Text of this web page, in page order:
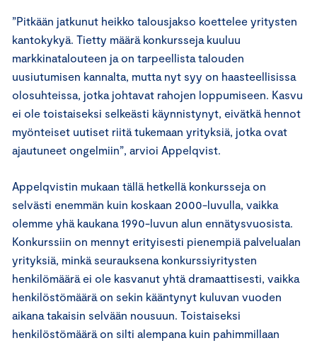
”Pitkään jatkunut heikko talousjakso koettelee yritysten
kantokykyä. Tietty määrä konkursseja kuuluu
markkinatalouteen ja on tarpeellista talouden
uusiutumisen kannalta, mutta nyt syy on haasteellisissa
olosuhteissa, jotka johtavat rahojen loppumiseen. Kasvu
ei ole toistaiseksi selkeästi käynnistynyt, eivätkä hennot
myönteiset uutiset riitä tukemaan yrityksiä, jotka ovat
ajautuneet ongelmiin”, arvioi Appelqvist.
Appelqvistin mukaan tällä hetkellä konkursseja on
selvästi enemmän kuin koskaan 2000-luvulla, vaikka
olemme yhä kaukana 1990-luvun alun ennätysvuosista.
Konkurssiin on mennyt erityisesti pienempiä palvelualan
yrityksiä, minkä seurauksena konkurssiyritysten
henkilömäärä ei ole kasvanut yhtä dramaattisesti, vaikka
henkilöstömäärä on sekin kääntynyt kuluvan vuoden
aikana takaisin selvään nousuun. Toistaiseksi
henkilöstömäärä on silti alempana kuin pahimmillaan